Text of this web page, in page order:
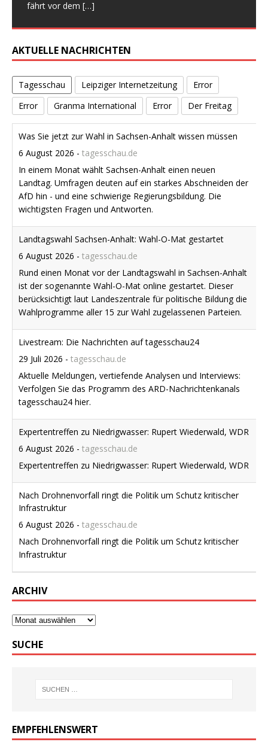
fährt vor dem […]
[…]
einer geschniegelt
AKTUELLE NACHRICHTEN
Tagesschau Leipziger Internetzeitung
Error
Error
Granma International Error Der Freitag
Was Sie jetzt zur Wahl in Sachsen-Anhalt wissen müssen
6 August 2026 - tagesschau.de
In einem Monat wählt Sachsen-Anhalt einen neuen
Landtag. Umfragen deuten auf ein starkes Abschneiden der
AfD hin - und eine schwierige Regierungsbildung. Die
wichtigsten Fragen und Antworten.
Landtagswahl Sachsen-Anhalt: Wahl-O-Mat gestartet
6 August 2026 - tagesschau.de
Rund einen Monat vor der Landtagswahl in Sachsen-Anhalt
ist der sogenannte Wahl-O-Mat online gestartet. Dieser
berücksichtigt laut Landeszentrale für politische Bildung die
Wahlprogramme aller 15 zur Wahl zugelassenen Parteien.
Livestream: Die Nachrichten auf tagesschau24
29 Juli 2026 - tagesschau.de
Aktuelle Meldungen, vertiefende Analysen und Interviews:
Verfolgen Sie das Programm des ARD-Nachrichtenkanals
tagesschau24 hier.
Expertentreffen zu Niedrigwasser: Rupert Wiederwald, WDR
6 August 2026 - tagesschau.de
Expertentreffen zu Niedrigwasser: Rupert Wiederwald, WDR
Nach Drohnenvorfall ringt die Politik um Schutz kritischer
Infrastruktur
6 August 2026 - tagesschau.de
Nach Drohnenvorfall ringt die Politik um Schutz kritischer
Infrastruktur
ARCHIV
SUCHE
EMPFEHLENSWERT